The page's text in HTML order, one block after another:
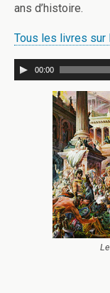
ans d’histoire.
Tous les livres sur
00:00